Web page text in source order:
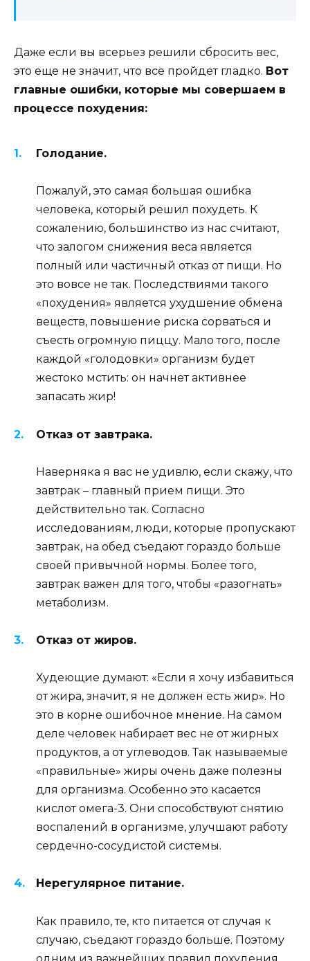
Даже если вы всерьез решили сбросить вес,
это еще не значит, что все пройдет гладко. Вот
главные ошибки, которые мы совершаем в
процессе похудения:
Голодание.
Пожалуй, это самая большая ошибка
человека, который решил похудеть. К
сожалению, большинство из нас считают,
что залогом снижения веса является
полный или частичный отказ от пищи. Но
это вовсе не так. Последствиями такого
«похудения» является ухудшение обмена
веществ, повышение риска сорваться и
съесть огромную пиццу. Мало того, после
каждой «голодовки» организм будет
жестоко мстить: он начнет активнее
запасать жир!
Отказ от завтрака.
Наверняка я вас не удивлю, если скажу, что
завтрак – главный прием пищи. Это
действительно так. Согласно
исследованиям, люди, которые пропускают
завтрак, на обед съедают гораздо больше
своей привычной нормы. Более того,
завтрак важен для того, чтобы «разогнать»
метаболизм.
Отказ от жиров.
Худеющие думают: «Если я хочу избавиться
от жира, значит, я не должен есть жир». Но
это в корне ошибочное мнение. На самом
деле человек набирает вес не от жирных
продуктов, а от углеводов. Так называемые
«правильные» жиры очень даже полезны
для организма. Особенно это касается
кислот омега-3. Они способствуют снятию
воспалений в организме, улучшают работу
сердечно-сосудистой системы.
Нерегулярное питание.
Как правило, те, кто питается от случая к
случаю, съедают гораздо больше. Поэтому
одним из важнейших правил похудения